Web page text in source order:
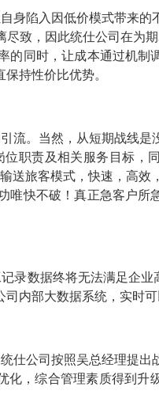
身陷入因低价模式带来的
致，因此统仕公司在为
的同时，让成本通过机制
持性价比优势。
流。当然，从短期战线是
职责及相关服务目标，
送旅客模式，快速，高效
唯快不破！真正急客户所
录数据终将无法满足企业
内部大数据系统，实时可
仕公司按照吴总经理提出
化，综合管理素质得到升